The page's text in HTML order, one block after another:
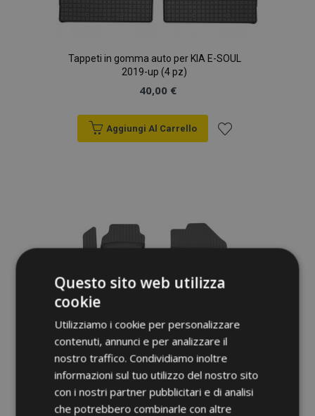
Tappeti in gomma auto per KIA E-SOUL
2019-up (4 pz)
40,00 €
Aggiungi Al Carrello
desideri
Questo sito web utilizza
cookie
Utilizziamo i cookie per personalizzare
contenuti, annunci e per analizzare il
nostro traffico. Condividiamo inoltre
informazioni sul tuo utilizzo del nostro sito
con i nostri partner pubblicitari e di analisi
che potrebbero combinarle con altre